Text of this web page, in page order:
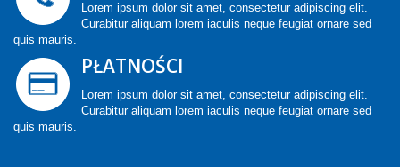
Lorem ipsum dolor sit amet, consectetur adipiscing elit.
Curabitur aliquam lorem iaculis neque feugiat ornare sed
quis mauris.
PŁATNOŚCI
Lorem ipsum dolor sit amet, consectetur adipiscing elit.
Curabitur aliquam lorem iaculis neque feugiat ornare sed
quis mauris.